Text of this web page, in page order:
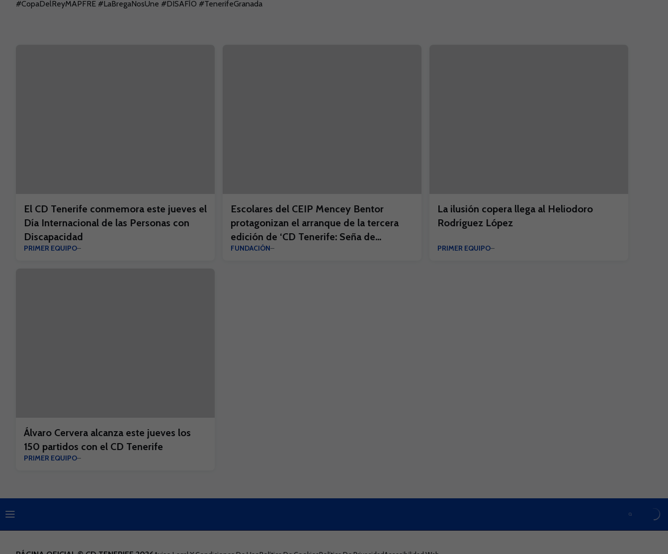
#CopaDelReyMAPFRE #LaBregaNosUne #DISAFÍO #TenerifeGranada
El CD Tenerife conmemora este jueves el
Día Internacional de las Personas con
Discapacidad
PRIMER EQUIPO
Escolares del CEIP Mencey Bentor
protagonizan el arranque de la tercera
edición de ‘CD Tenerife: Seña de
Identidad’
FUNDACIÓN
La ilusión copera llega al Heliodoro
Rodríguez López
PRIMER EQUIPO
Álvaro Cervera alcanza este jueves los
150 partidos con el CD Tenerife
PRIMER EQUIPO